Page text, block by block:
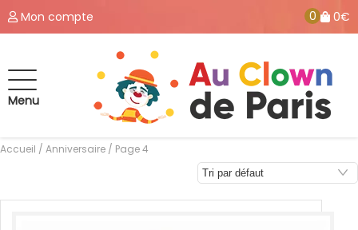
Mon compte 0 0€
Menu
Accueil / Anniversaire / Page 4